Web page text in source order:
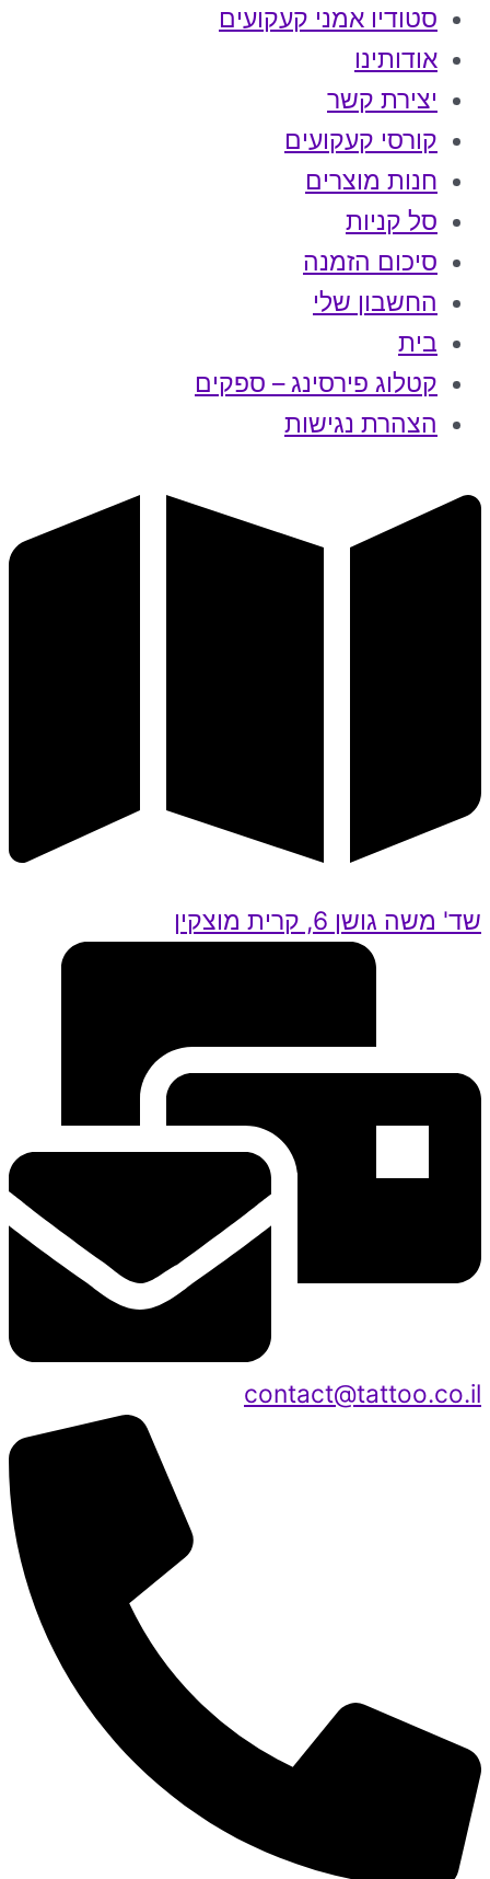
סטודיו אמני קעקועים
אודותינו
יצירת קשר
קורסי קעקועים
חנות מוצרים
סל קניות
סיכום הזמנה
החשבון שלי
בית
קטלוג פירסינג – ספקים
הצהרת נגישות
שד' משה גושן 6, קרית מוצקין
contact@tattoo.co.il